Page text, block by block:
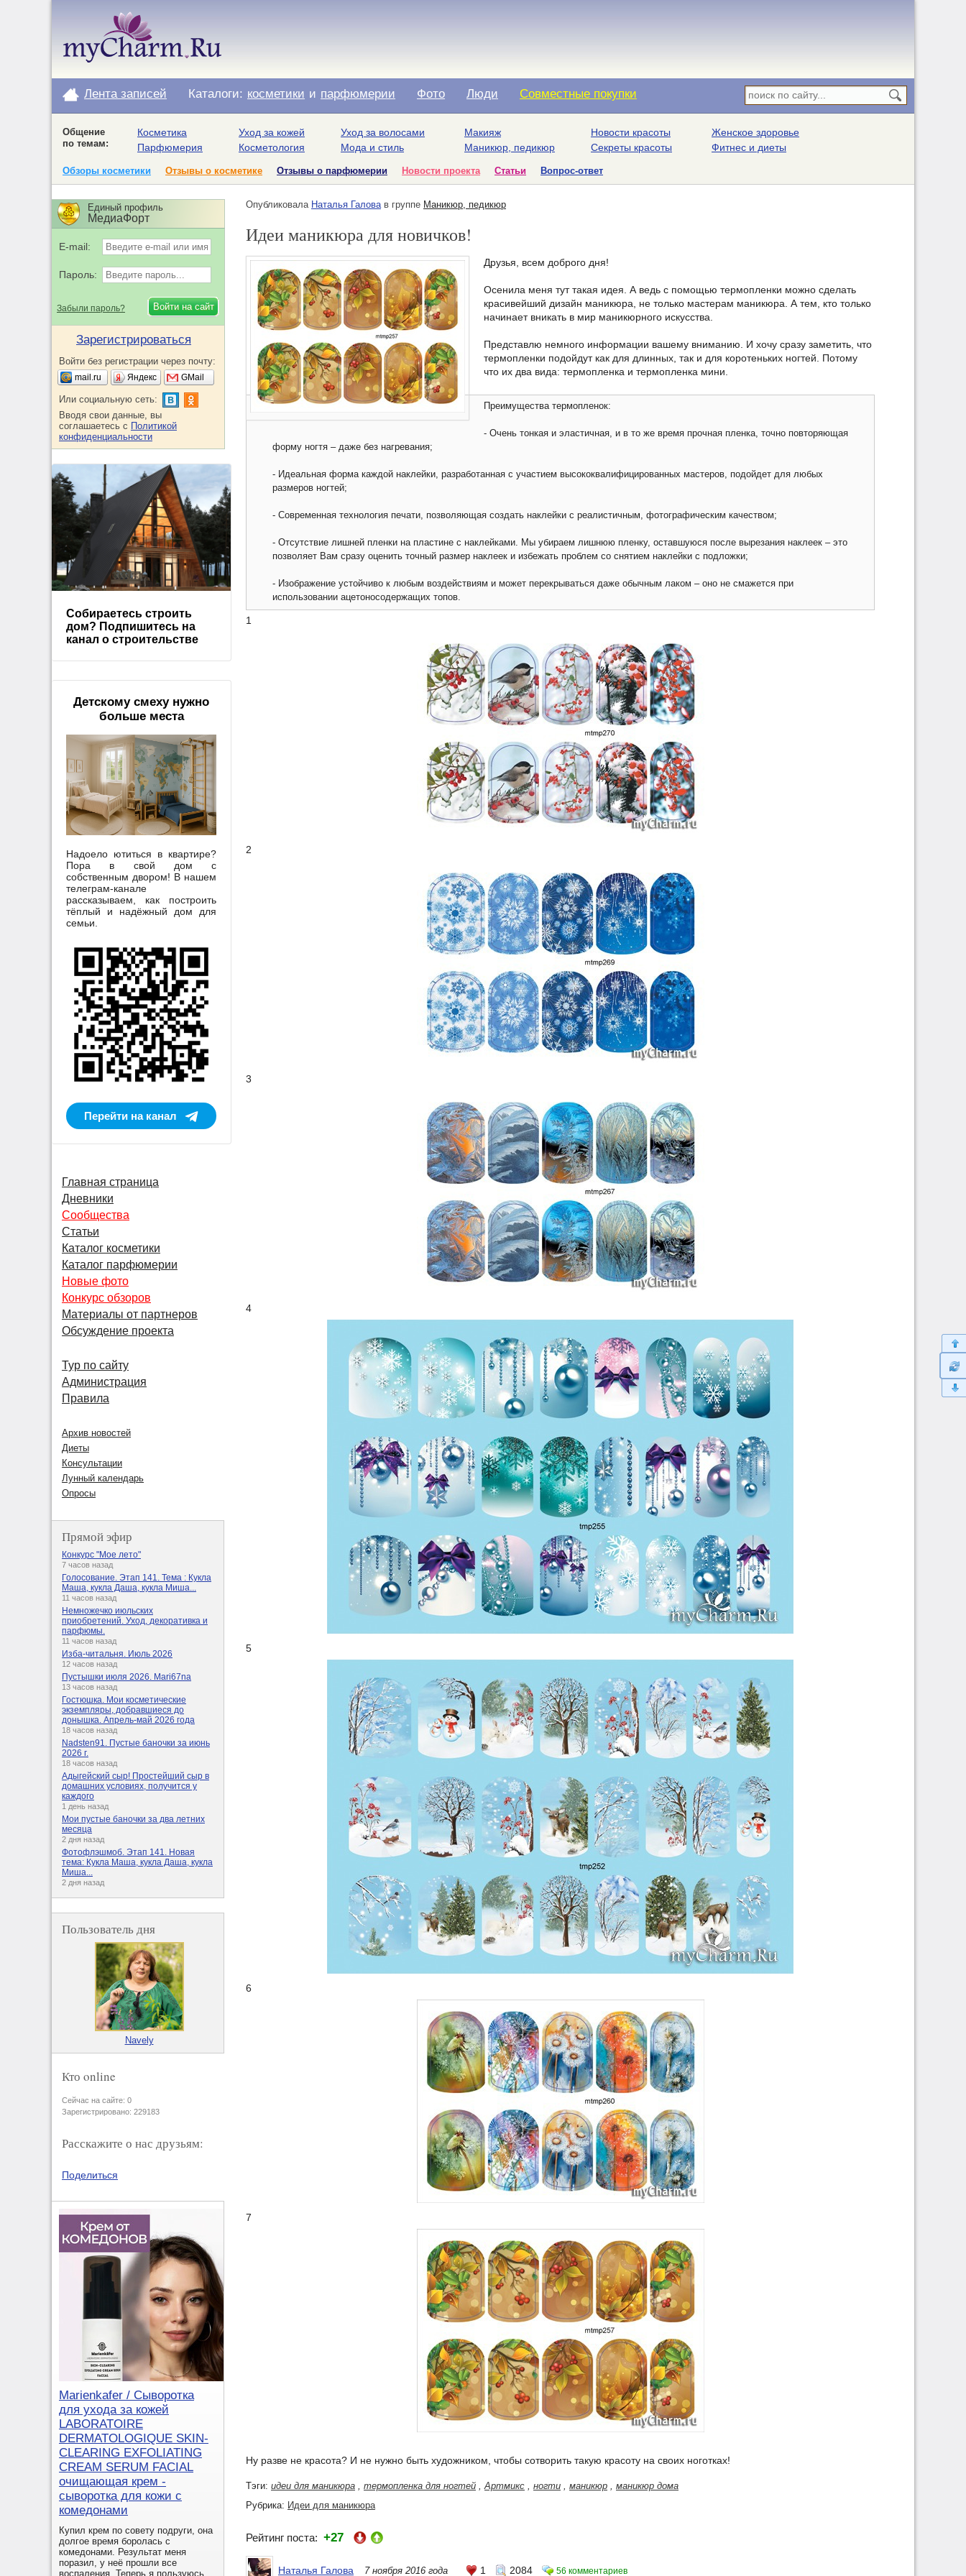
Лента записей Каталоги: косметики и парфюмерии Фото Люди Совместные покупки
Общение
по темам:
Косметика
Парфюмерия
Уход за кожей
Косметология
Уход за волосами
Мода и стиль
Макияж
Маникюр, педикюр
Новости красоты
Секреты красоты
Женское здоровье
Фитнес и диеты
Обзоры косметики Отзывы о косметике Отзывы о парфюмерии Новости проекта Статьи Вопрос-ответ
Опубликовала Наталья Галовав группе Маникюр, педикюр
Идеи маникюра для новичков!
Друзья, всем доброго дня!
Осенила меня тут такая идея. А ведь с помощью термопленки можно сделать
красивейший дизайн маникюра, не только мастерам маникюра. А тем, кто только
начинает вникать в мир маникюрного искусства.
Представлю немного информации вашему вниманию. И хочу сразу заметить, что
термопленки подойдут как для длинных, так и для коротеньких ногтей. Потому
что их два вида: термопленка и термопленка мини.
Преимущества термопленок:
- Очень тонкая и эластичная, и в то же время прочная пленка, точно повторяющая
форму ногтя – даже без нагревания;
- Идеальная форма каждой наклейки, разработанная с участием высококвалифицированных мастеров, подойдет для любых
размеров ногтей;
- Современная технология печати, позволяющая создать наклейки с реалистичным, фотографическим качеством;
- Отсутствие лишней пленки на пластине с наклейками. Мы убираем лишнюю пленку, оставшуюся после вырезания наклеек – это
позволяет Вам сразу оценить точный размер наклеек и избежать проблем со снятием наклейки с подложки;
- Изображение устойчиво к любым воздействиям и может перекрываться даже обычным лаком – оно не смажется при
использовании ацетоносодержащих топов.
1
2
3
4
5
6
7
Ну разве не красота? И не нужно быть художником, чтобы сотворить такую красоту на своих ноготках!
Тэги: идеи для маникюра , термопленка для ногтей ,Артмикс , ногти , маникюр , маникюр дома
Рубрика: Идеи для маникюра
Рейтинг поста: +27
Наталья Галова 7 ноября 2016 года 1 2084 56 комментариев
Единый профиль
МедиаФорт
E-mail:
Пароль:
Забыли пароль?
Зарегистрироваться
Войти без регистрации через почту:
mail.ru Яндекс GMail
Или социальную сеть:
Вводя свои данные, вы
соглашаетесь с Политикой
конфиденциальности
Собираетесь строить
дом? Подпишитесь на
канал о строительстве
Детскому смеху нужно
больше места
Надоело ютиться в квартире?
Пора в свой дом с
собственным двором! В нашем
телеграм-канале
рассказываем, как построить
тёплый и надёжный дом для
семьи.
Перейти на канал
Главная страница
Дневники
Сообщества
Статьи
Каталог косметики
Каталог парфюмерии
Новые фото
Конкурс обзоров
Материалы от партнеров
Обсуждение проекта
Тур по сайту
Администрация
Правила
Архив новостей
Диеты
Консультации
Лунный календарь
Опросы
Прямой эфир
Конкурс "Мое лето"
7 часов назад
Голосование. Этап 141. Тема : Кукла
Маша, кукла Даша, кукла Миша...
11 часов назад
Немножечко июльских
приобретений. Уход, декоративка и
парфюмы.
11 часов назад
Изба-читальня. Июль 2026
12 часов назад
Пустышки июля 2026. Mari67na
13 часов назад
Гостюшка. Мои косметические
экземпляры, добравшиеся до
донышка. Апрель-май 2026 года
18 часов назад
Nadsten91. Пустые баночки за июнь
2026 г.
18 часов назад
Адыгейский сыр! Простейший сыр в
домашних условиях, получится у
каждого
1 день назад
Мои пустые баночки за два летних
месяца
2 дня назад
Фотофлэшмоб. Этап 141. Новая
тема: Кукла Маша, кукла Даша, кукла
Миша...
2 дня назад
Пользователь дня
Navely
Кто online
Сейчас на сайте: 0
Зарегистрировано: 229183
Расскажите о нас друзьям:
Поделиться
Marienkafer / Сыворотка
для ухода за кожей
LABORATOIRE
DERMATOLOGIQUE SKIN-
CLEARING EXFOLIATING
CREAM SERUM FACIAL
очищающая крем -
сыворотка для кожи с
комедонами
Купил крем по совету подруги, она
долгое время боролась с
комедонами. Результат меня
поразил, у неё прошли все
воспаления. Теперь я пользуюсь